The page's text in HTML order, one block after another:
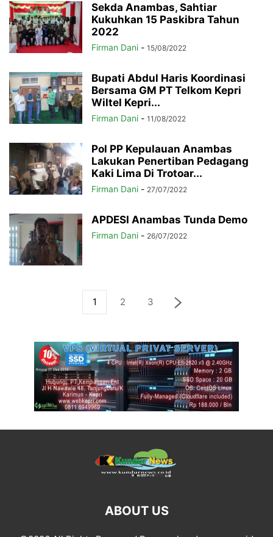
Sekda Anambas, Sahtiar
Kukuhkan 15 Paskibra Tahun
2022
Firman Dani - 15/08/2022
Bupati Abdul Haris Koordinasi
Bersama GM PT Telkom Kepri
Wiltel Kepri...
Firman Dani - 11/08/2022
Pol PP Kepulauan Anambas
Lakukan Penertiban Pedagang
Kaki Lima Di Trotoar...
Firman Dani - 27/07/2022
APDESI Anambas Tunda Demo
Firman Dani - 26/07/2022
1 2 3
ABOUT US